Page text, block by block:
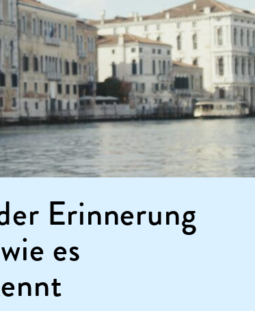
Erinnerung
es